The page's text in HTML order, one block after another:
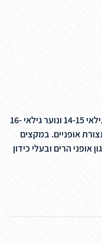
במקצי ילדים.ות גילאי 10-13, סופר ספרינט גילאי 14-15 ונוער גילאי 16-
אופניים. במקצים
אופני הרים ובעלי כידון